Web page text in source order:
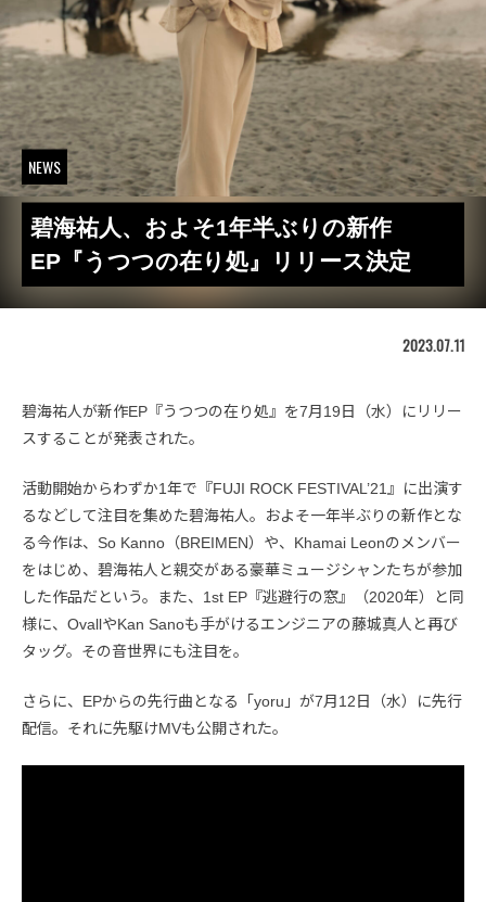
NEWS
碧海祐人、およそ1年半ぶりの新作
EP『うつつの在り処』リリース決定
2023.07.11
碧海祐人が新作EP『うつつの在り処』を7月19日（水）にリリー
スすることが発表された。
活動開始からわずか1年で『FUJI ROCK FESTIVAL’21』に出演す
るなどして注目を集めた碧海祐人。およそ一年半ぶりの新作とな
る今作は、So Kanno（BREIMEN）や、Khamai Leonのメンバー
をはじめ、碧海祐人と親交がある豪華ミュージシャンたちが参加
した作品だという。また、1st EP『逃避行の窓』（2020年）と同
様に、OvallやKan Sanoも手がけるエンジニアの藤城真人と再び
タッグ。その音世界にも注目を。
さらに、EPからの先行曲となる「yoru」が7月12日（水）に先行
配信。それに先駆けMVも公開された。